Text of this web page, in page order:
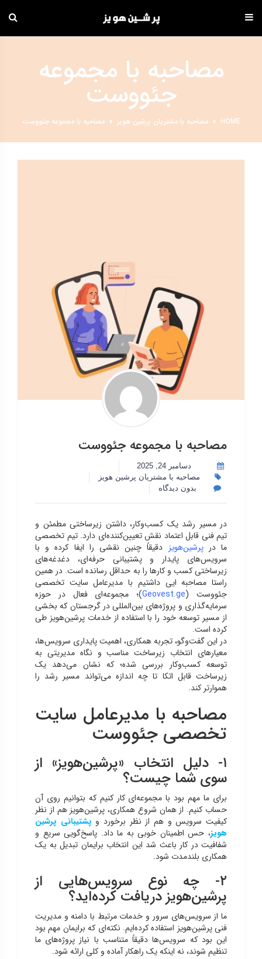
مصاحبه با مجموعه
جئووست
HOME
»مصاحبه با مشتریان پرشین هویز »مصاحبه با مجموعه جئووست
مصاحبه با مجموعه جئووست
دسامبر 24, 2025
مصاحبه با مشتریان پرشین هویز
بدون دیدگاه
در مسیر رشد یک کسب‌وکار، داشتن زیرساختی مطمئن و
تیم فنی قابل اعتماد نقش تعیین‌کننده‌ای دارد. تیم تخصصی
ما درپرشین‌هویز دقیقاً چنین نقشی را ایفا کرده و با
سرویس‌های پایدار و پشتیبانی حرفه‌ای، دغدغه‌های
زیرساختی کسب و کارها را به حداقل رسانده است. در همین
راستا مصاحبه ایی داشتیم با مدیرعامل سایت تخصصی
جئووست (Geovest.ge)؛ مجموعه‌ای فعال در حوزه
سرمایه‌گذاری و پروژه‌های بین‌المللی در گرجستان که بخشی
از مسیر توسعه خود را با استفاده از خدمات پرشین‌هویز طی
کرده است.
در این گفت‌وگو، تجربه همکاری، اهمیت پایداری سرویس‌ها،
معیارهای انتخاب زیرساخت مناسب و نگاه مدیریتی به
توسعه کسب‌وکار بررسی شده؛ که نشان می‌دهد یک
زیرساخت قابل اتکا تا چه اندازه می‌تواند مسیر رشد را
هموارتر کند.
مصاحبه با مدیرعامل سایت
تخصصی جئووست
۱- دلیل انتخاب «پرشین‌هویز» از
سوی شما چیست؟
برای ما مهم بود با مجموعه‌ای کار کنیم که بتوانیم روی آن
حساب کنیم. از همان شروع همکاری، پرشین‌هویز هم از نظر
کیفیت سرویس و هم از نظر برخورد و پشتیبانی پرشین
هویز، حس اطمینان خوبی به ما داد. پاسخ‌گویی سریع و
شفافیت در کار باعث شد این انتخاب برایمان تبدیل به یک
همکاری بلندمدت شود.
۲- چه نوع سرویس‌هایی از
پرشین‌هویز دریافت کرده‌اید؟
ما از سرویس‌های سرور و خدمات مرتبط با دامنه و مدیریت
فنی پرشین‌هویز استفاده کرده‌ایم. نکته‌ای که برایمان مهم بود
این بود که سرویس‌ها دقیقاً متناسب با نیاز پروژه‌های ما
تنظیم شوند، نه اینکه یک راهکار آماده و کلی ارائه شود.